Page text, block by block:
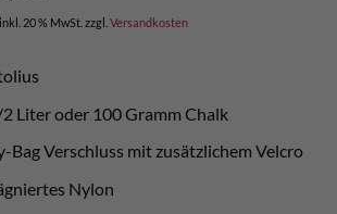
Preis
ist:
inkl. 20 % MwSt. zzgl. Versandkosten
Liter oder 100 Gramm Chalk
Bag Verschluss mit zusätzlichem Velcro
Nylon